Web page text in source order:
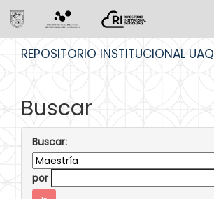
REPOSITORIO INSTITUCIONAL UAQ
Buscar
Buscar:
por